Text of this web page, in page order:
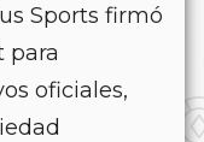
Sports firmó
para
oficiales,